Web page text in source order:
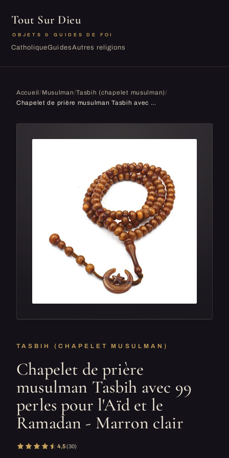
Tout Sur Dieu
OBJETS & GUIDES DE FOI
CatholiqueGuidesAutres religions
Accueil/ Musulman/Tasbih (chapelet musulman)/
Chapelet de prière musulman Tasbih avec 99 perles pour l'Aïd et le Ramadan - Marron clair
TASBIH (CHAPELET MUSULMAN)
Chapelet de prière
musulman Tasbih avec 99
perles pour l'Aïd et le
Ramadan - Marron clair
4,5(30)